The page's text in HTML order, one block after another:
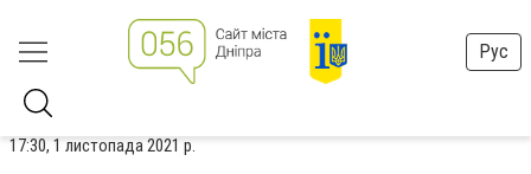
Рус
17:30, 1 листопада 2021 р.